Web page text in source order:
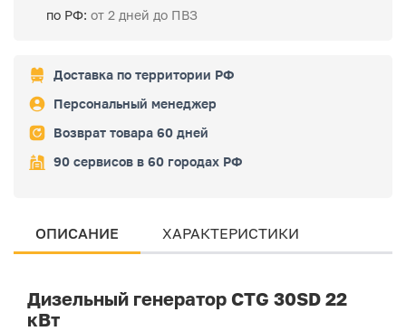
по РФ: от 2 дней до ПВЗ
Доставка по территории РФ
Персональный менеджер
Возврат товара 60 дней
90 сервисов в 60 городах РФ
ОПИСАНИЕ ХАРАКТЕРИСТИКИ
Дизельный генератор CTG 30SD 22
кВт